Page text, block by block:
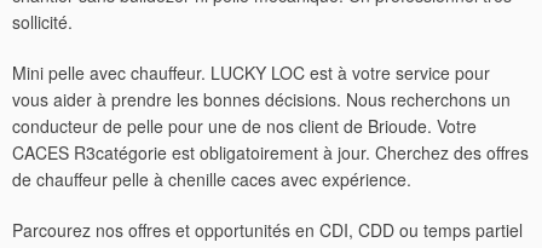
sollicité.
Mini pelle avec chauffeur. LUCKY LOC est à votre service pour
vous aider à prendre les bonnes décisions. Nous recherchons un
conducteur de pelle pour une de nos client de Brioude. Votre
CACES R3catégorie est obligatoirement à jour. Cherchez des offres
de chauffeur pelle à chenille caces avec expérience.
Parcourez nos offres et opportunités en CDI, CDD ou temps partiel